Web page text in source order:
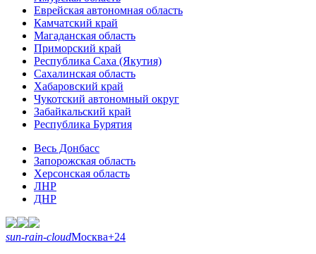
Еврейская автономная область
Камчатский край
Магаданская область
Приморский край
Республика Саха (Якутия)
Сахалинская область
Хабаровский край
Чукотский автономный округ
Забайкальский край
Республика Бурятия
Весь Донбасс
Запорожская область
Херсонская область
ЛНР
ДНР
sun-rain-cloudМосква+24